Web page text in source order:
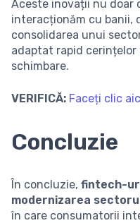
Aceste inovații nu doar
interacționăm cu banii,
consolidarea unui
adaptat rapid
schimbare.
VERIFICĂ: Faceți clic
Concluzie
În concluzie, fintech-
modernizarea
în care consumatorii